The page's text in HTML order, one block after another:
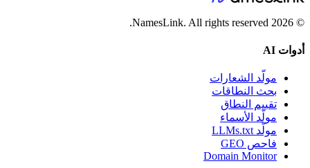
©
2026
أدوات AI
مولّد الشعارات
بحث النطاقات
تقييم النطاق
مولّد الأسماء
مولّد LLMs.txt
فاحص GEO
Domain Monitor